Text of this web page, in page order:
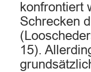
konfrontiert
Schrecken
15).